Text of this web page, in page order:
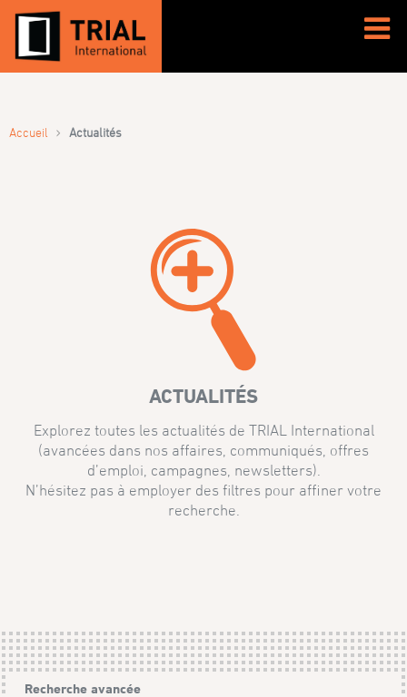
Accueil › Actualités
ACTUALITÉS
Explorez toutes les actualités de TRIAL International
(avancées dans nos affaires, communiqués, offres
d’emploi, campagnes, newsletters).
N’hésitez pas à employer des filtres pour affiner votre
recherche.
Recherche avancée